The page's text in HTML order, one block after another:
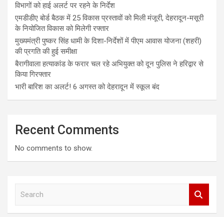
विभागों को हाई अलर्ट पर रहने के निर्देश
एमडीडीए बोर्ड बैठक में 25 विकास प्रस्तावों को मिली मंजूरी, देहरादून-मसूरी
के नियोजित विकास को मिलेगी रफ्तार
मुख्यमंत्री पुष्कर सिंह धामी के दिशा-निर्देशों में पीएम आवास योजना (शहरी)
की प्रगति की हुई समीक्षा
बैरागीवाला हत्याकांड के फरार चल रहे अभियुक्त को दून पुलिस ने हरिद्वार से
किया गिरफ्तार
भारी बारिश का अलर्ट! 6 अगस्त को देहरादून में स्कूल बंद
Recent Comments
No comments to show.